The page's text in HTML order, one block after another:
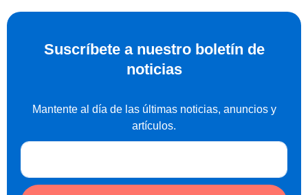
Suscríbete a nuestro boletín de
noticias
Mantente al día de las últimas noticias, anuncios y
artículos.